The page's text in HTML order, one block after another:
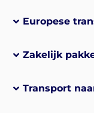
Europese
Zakelijk
Transport